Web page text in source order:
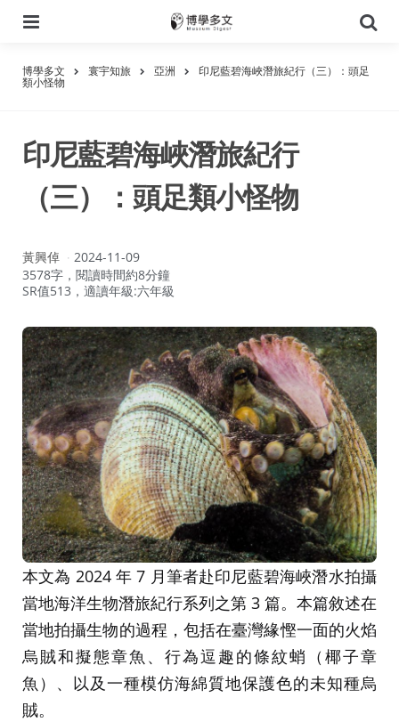
尋
博學多文 寰宇知旅 亞洲 印尼藍碧海峽潛旅紀行（三）：頭足
類小怪物
印尼藍碧海峽潛旅紀行
（三）：頭足類小怪物
作
者：
黃興倬
2024-11-09
3578字，閱讀時間約8分鐘
SR值513，適讀年級:六年級
本文為 2024 年 7 月筆者赴印尼藍碧海峽潛水拍攝
當地海洋生物潛旅紀行系列之第 3 篇。本篇敘述在
當地拍攝生物的過程，包括在臺灣緣慳一面的火焰
烏賊和擬態章魚、行為逗趣的條紋蛸（椰子章
魚）、以及一種模仿海綿質地保護色的未知種烏
賊。